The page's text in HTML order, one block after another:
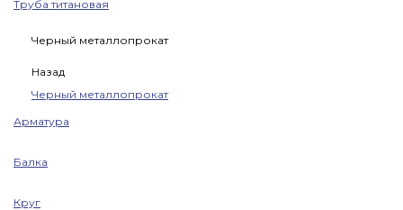
Труба титановая
Черный металлопрокат
Назад
Черный металлопрокат
Арматура
Балка
Круг